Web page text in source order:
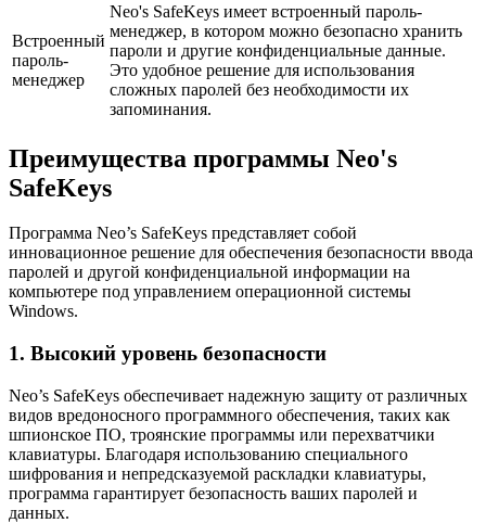
Встроенный
пароль-
менеджер
Neo's SafeKeys имеет встроенный пароль-
менеджер, в котором можно безопасно хранить
пароли и другие конфиденциальные данные.
Это удобное решение для использования
сложных паролей без необходимости их
запоминания.
Преимущества программы Neo's
SafeKeys
Программа Neo’s SafeKeys представляет собой
инновационное решение для обеспечения безопасности ввода
паролей и другой конфиденциальной информации на
компьютере под управлением операционной системы
Windows.
1. Высокий уровень безопасности
Neo’s SafeKeys обеспечивает надежную защиту от различных
видов вредоносного программного обеспечения, таких как
шпионское ПО, троянские программы или перехватчики
клавиатуры. Благодаря использованию специального
шифрования и непредсказуемой раскладки клавиатуры,
программа гарантирует безопасность ваших паролей и
данных.